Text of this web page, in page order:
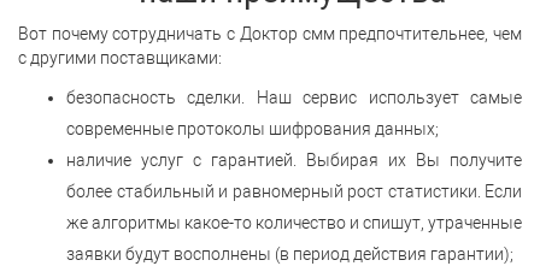
Вот почему сотрудничать с Доктор смм предпочтительнее, чем
с другими поставщиками:
безопасность сделки. Наш сервис использует самые
современные протоколы шифрования данных;
наличие услуг с гарантией. Выбирая их Вы получите
более стабильный и равномерный рост статистики. Если
же алгоритмы какое-то количество и спишут, утраченные
заявки будут восполнены (в период действия гарантии);